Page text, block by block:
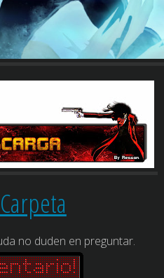
no duden en preguntar.